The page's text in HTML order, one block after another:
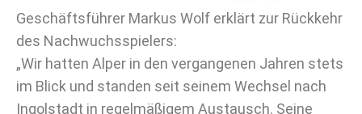
Geschäftsführer Markus Wolf erklärt zur Rückkehr
des Nachwuchsspielers:
„Wir hatten Alper in den vergangenen Jahren stets
im Blick und standen seit seinem Wechsel nach
Ingolstadt in regelmäßigem Austausch. Seine